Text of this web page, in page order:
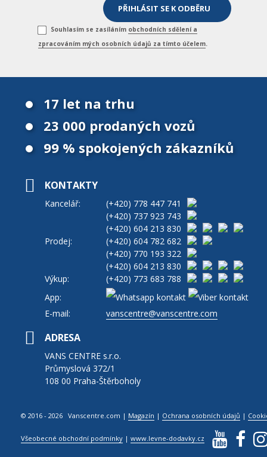
Souhlasím se zasíláním obchodních sdělení a
zpracováním mých osobních údajů za tímto účelem.
17 let na trhu
23 000 prodaných vozů
99 % spokojených zákazníků
KONTAKTY
Kancelář: (+420) 778 447 741
(+420) 737 923 743
(+420) 604 213 830
Prodej:
(+420) 604 782 682
(+420) 770 193 322
(+420) 604 213 830
Výkup:
(+420) 773 683 788
App:
E-mail:
vanscentre@vanscentre.com
ADRESA
VANS CENTRE s.r.o.
Průmyslová 372/1
108 00 Praha-Štěrboholy
© 2016 - 2026 Vanscentre.com | Magazín | Ochrana osobních údajů |
Všeobecné obchodní podmínky |www.levne-dodavky.cz